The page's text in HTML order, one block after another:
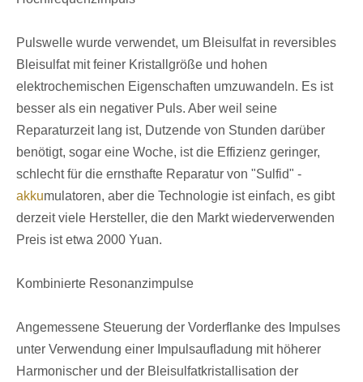
Pulswelle wurde verwendet, um Bleisulfat in reversibles
Bleisulfat mit feiner Kristallgröße und hohen
elektrochemischen Eigenschaften umzuwandeln. Es ist
besser als ein negativer Puls. Aber weil seine
Reparaturzeit lang ist, Dutzende von Stunden darüber
benötigt, sogar eine Woche, ist die Effizienz geringer,
schlecht für die ernsthafte Reparatur von "Sulfid" -
akkumulatoren, aber die Technologie ist einfach, es gibt
derzeit viele Hersteller, die den Markt wiederverwenden
Preis ist etwa 2000 Yuan.
Kombinierte Resonanzimpulse
Angemessene Steuerung der Vorderflanke des Impulses
unter Verwendung einer Impulsaufladung mit höherer
Harmonischer und der Bleisulfatkristallisation der